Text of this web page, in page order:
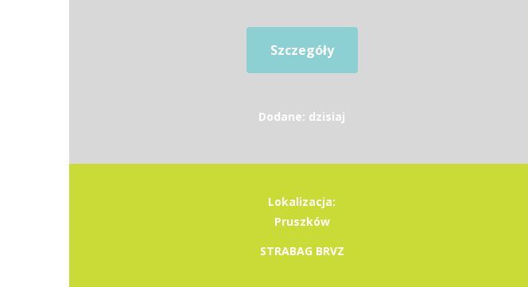
Szczegóły
Dodane: dzisiaj
Lokalizacja:
Pruszków
STRABAG BRVZ